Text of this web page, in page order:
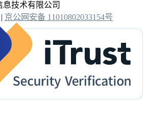
技术有限公司
| 京公网安备 11010802033154号